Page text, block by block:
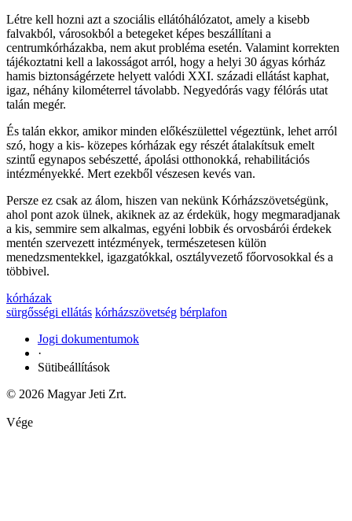
Létre kell hozni azt a szociális ellátóhálózatot, amely a kisebb
falvakból, városokból a betegeket képes beszállítani a
centrumkórházakba, nem akut probléma esetén. Valamint korrekten
tájékoztatni kell a lakosságot arról, hogy a helyi 30 ágyas kórház
hamis biztonságérzete helyett valódi XXI. századi ellátást kaphat,
igaz, néhány kilométerrel távolabb. Negyedórás vagy félórás utat
talán megér.
És talán ekkor, amikor minden előkészülettel végeztünk, lehet arról
szó, hogy a kis- közepes kórházak egy részét átalakítsuk emelt
szintű egynapos sebészetté, ápolási otthonokká, rehabilitációs
intézményekké. Mert ezekből vészesen kevés van.
Persze ez csak az álom, hiszen van nekünk Kórházszövetségünk,
ahol pont azok ülnek, akiknek az az érdekük, hogy megmaradjanak
a kis, semmire sem alkalmas, egyéni lobbik és orvosbárói érdekek
mentén szervezett intézmények, természetesen külön
menedzsmentekkel, igazgatókkal, osztályvezető főorvosokkal és a
többivel.
kórházak
sürgősségi ellátás kórházszövetség bérplafon
Jogi dokumentumok
·
Sütibeállítások
© 2026 Magyar Jeti Zrt.
Vége